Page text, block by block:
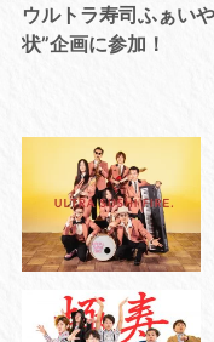
ウルトラ寿司ふぁい
状”企画に参加！